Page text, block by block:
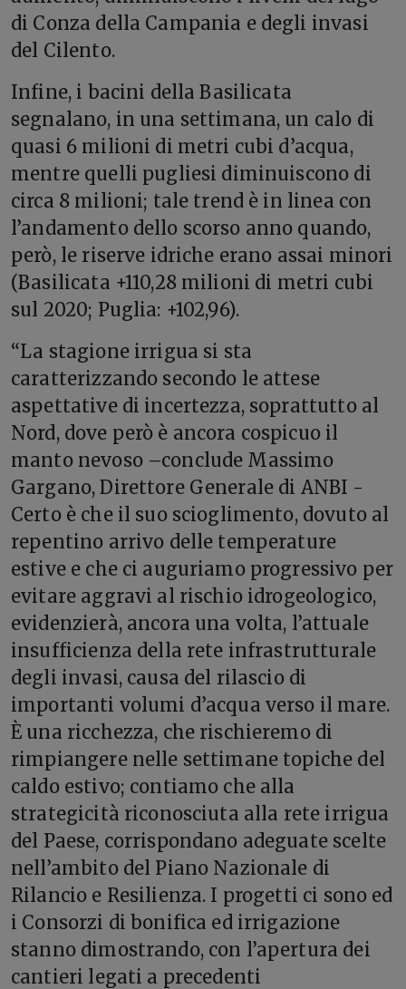
di Conza della Campania e degli invasi
del Cilento.
Infine, i bacini della Basilicata
segnalano, in una settimana, un calo di
quasi 6 milioni di metri cubi d’acqua,
mentre quelli pugliesi diminuiscono di
circa 8 milioni; tale trend è in linea con
l’andamento dello scorso anno quando,
però, le riserve idriche erano assai minori
(Basilicata +110,28 milioni di metri cubi
sul 2020; Puglia: +102,96).
“La stagione irrigua si sta
caratterizzando secondo le attese
aspettative di incertezza, soprattutto al
Nord, dove però è ancora cospicuo il
manto nevoso –conclude Massimo
Gargano, Direttore Generale di ANBI -
Certo è che il suo scioglimento, dovuto al
repentino arrivo delle temperature
estive e che ci auguriamo progressivo per
evitare aggravi al rischio idrogeologico,
evidenzierà, ancora una volta, l’attuale
insufficienza della rete infrastrutturale
degli invasi, causa del rilascio di
importanti volumi d’acqua verso il mare.
È una ricchezza, che rischieremo di
rimpiangere nelle settimane topiche del
caldo estivo; contiamo che alla
strategicità riconosciuta alla rete irrigua
del Paese, corrispondano adeguate scelte
nell’ambito del Piano Nazionale di
Rilancio e Resilienza. I progetti ci sono ed
i Consorzi di bonifica ed irrigazione
stanno dimostrando, con l’apertura dei
cantieri legati a precedenti